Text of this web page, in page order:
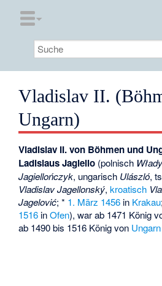
Vladislav II.
Ungarn)
Vladislav II. von Böhmen und
Ladislaus Jagiello (polnisch
Jagiellończyk, ungarisch Ulászló,
Vladislav Jagellonský,kroatisch
Jagelović; * 1. März 1456 in Krakau
1516 inOfen), war ab 1471 König
ab 1490 bis 1516 König von Ungarn